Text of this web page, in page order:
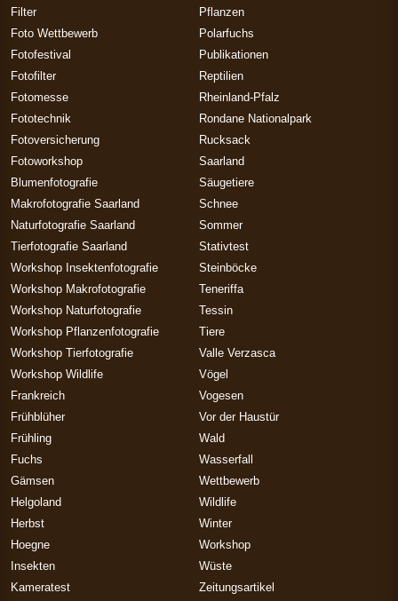
Filter
Foto Wettbewerb
Fotofestival
Fotofilter
Fotomesse
Fototechnik
Fotoversicherung
Fotoworkshop
Blumenfotografie
Makrofotografie Saarland
Naturfotografie Saarland
Tierfotografie Saarland
Workshop Insektenfotografie
Workshop Makrofotografie
Workshop Naturfotografie
Workshop Pflanzenfotografie
Workshop Tierfotografie
Workshop Wildlife
Frankreich
Frühblüher
Frühling
Fuchs
Gämsen
Helgoland
Herbst
Hoegne
Insekten
Kameratest
Pflanzen
Polarfuchs
Publikationen
Reptilien
Rheinland-Pfalz
Rondane Nationalpark
Rucksack
Saarland
Säugetiere
Schnee
Sommer
Stativtest
Steinböcke
Teneriffa
Tessin
Tiere
Valle Verzasca
Vögel
Vogesen
Vor der Haustür
Wald
Wasserfall
Wettbewerb
Wildlife
Winter
Workshop
Wüste
Zeitungsartikel